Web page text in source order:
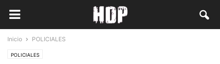
Inicio POLICIALES
POLICIALES